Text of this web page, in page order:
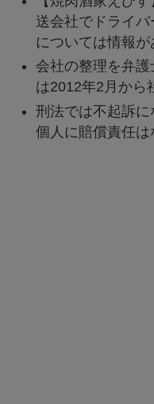
送会社でドライ
については情報が
会社の整理を弁
は2012年2月から
刑法では不起訴
個人に賠償責任は